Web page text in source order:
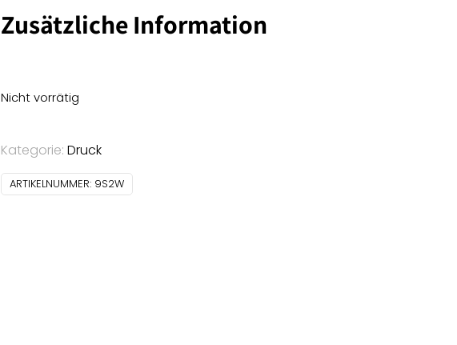
Zusätzliche Information
Nicht vorrätig
Kategorie: Druck
ARTIKELNUMMER: 9S2W